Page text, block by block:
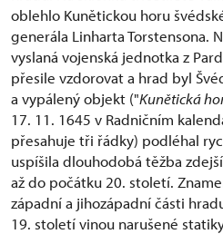
oblehlo Kunětickou horu
generála Linharta Torstensona.
vyslaná vojenská jednotka z
přesile vzdorovat a hrad byl
a vypálený objekt ("Kunětická
17. 11. 1645 v Radničním
přesahuje tři řádky) podléhal
uspíšila dlouhodobá těžba
až do počátku 20. století.
západní a jihozápadní části
19. století vinou narušené